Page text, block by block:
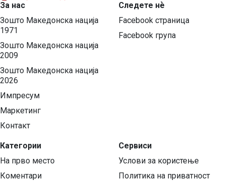
За нас
Зошто Македонска нација
1971
Зошто Македонска нација
2009
Зошто Македонска нација
2026
Импресум
Маркетинг
Контакт
Категории
На прво место
Коментари
Следете нѐ
Facebook страница
Facebook група
Сервиси
Услови за користење
Политика на приватност